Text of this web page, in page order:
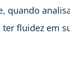
quando
fluidez em